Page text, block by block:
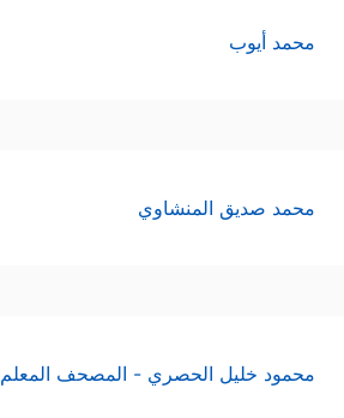
محمد أيوب
محمد صديق المنشاوي
محمود خليل الحصري - المصحف المعلم